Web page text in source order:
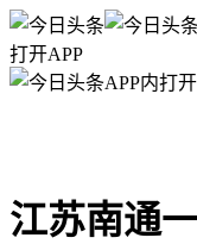
打开APP
APP内打开
江苏南通